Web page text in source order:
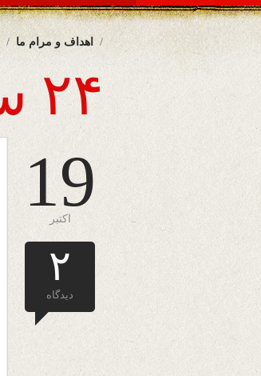
اهداف و مرام ما
۲۴ ساعت
19
اکتبر
۲
دیدگاه